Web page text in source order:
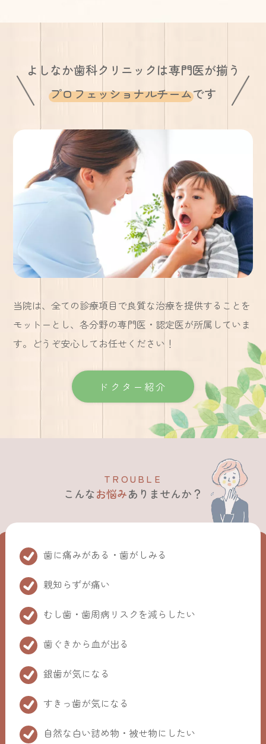
よしなか歯科クリニックは専門医が揃う
プロフェッショナルチームです
当院は、全ての診療項目で良質な治療を提供することを
モットーとし、各分野の専門医・認定医が所属していま
す。 どうぞ安心してお任せください！
ドクター紹介
T R OU B L E
こんなお悩みありませんか？
歯に痛みがある・歯がしみる
親知らずが痛い
むし歯・歯周病リスクを減らしたい
歯ぐきから血が出る
銀歯が気になる
すきっ歯が気になる
自然な白い詰め物・被せ物にしたい